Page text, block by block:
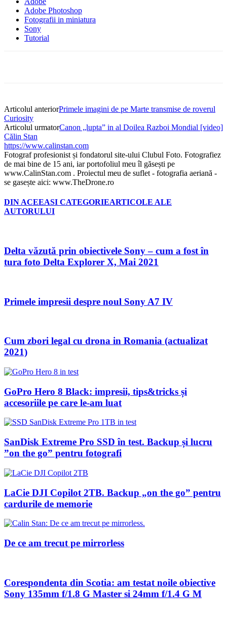
Adobe Photoshop
Fotografii in miniatura
Sony
Tutorial
Articolul anteriorPrimele imagini de pe Marte transmise de roverul
Curiosity
Articolul urmatorCanon „lupta” in al Doilea Razboi Mondial [video]
Călin Stan
https://www.calinstan.com
Fotograf profesionist și fondatorul site-ului Clubul Foto. Fotografiez
de mai bine de 15 ani, iar portofoliul meu îl găsești pe
www.CalinStan.com . Proiectul meu de suflet - fotografia aeriană -
se gasește aici: www.TheDrone.ro
DIN ACEEASI CATEGORIEARTICOLE ALE
AUTORULUI
Delta văzută prin obiectivele Sony – cum a fost în
tura foto Delta Explorer X, Mai 2021
Primele impresii despre noul Sony A7 IV
Cum zbori legal cu drona in Romania (actualizat
2021)
GoPro Hero 8 Black: impresii, tips&tricks și
accesoriile pe care le-am luat
SanDisk Extreme Pro SSD în test. Backup și lucru
”on the go” pentru fotografi
LaCie DJI Copilot 2TB. Backup „on the go” pentru
cardurile de memorie
De ce am trecut pe mirrorless
Corespondenta din Scotia: am testat noile obiective
Sony 135mm f/1.8 G Master si 24mm f/1.4 G M